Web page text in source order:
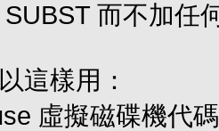
而不加任
這樣用：
虛擬磁碟機代